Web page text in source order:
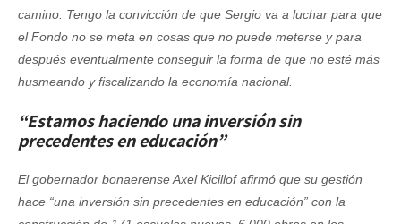
camino. Tengo la convicción de que Sergio va a luchar para que
el Fondo no se meta en cosas que no puede meterse y para
después eventualmente conseguir la forma de que no esté más
husmeando y fiscalizando la economía nacional.
“Estamos haciendo una inversión sin
precedentes en educación”
El gobernador bonaerense Axel Kicillof afirmó que su gestión
hace “una inversión sin precedentes en educación” con la